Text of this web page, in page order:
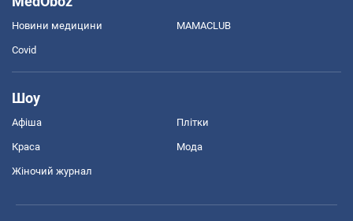
Новини медицини MAMACLUB
Covid
Шоу
Афіша Плітки
Краса Мода
Жіночий журнал